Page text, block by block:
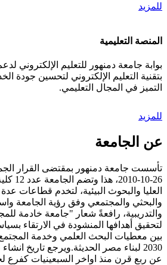
للمزيد
المنصة التعليمية
بوابة جامعة دمنهور للتعليم الإلكتروني
بتقنية التعليم الإلكتروني لتحسين جودة
التميز في المجال التعليمي.
للمزيد
عن الجامعة
26-10-
العليا والبحوث البيئية، لتخدم قطاعات
والبحثي والمجتمعي وفق رؤية الجامعة
والتدريبية، رافعةً شعار "جامعة خادمة
لتحقيق أهدافها المنشودة في الارتقاء
بين معطيات البحث العلمي وخدمة
2030 لبناء مصر الحديثة.ويرجع تاريخ
عن ربع قرن منذ اواخر السبعينيات كفرع